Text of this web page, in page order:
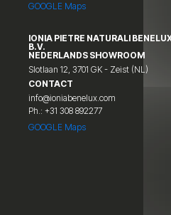
GOOGLE Maps
IONIA PIETRE NATURALI
B.V.
NEDERLANDS SHOWROOM
Slotlaan 12, 3701 GK - Zeist (NL)
CONTACT
info@ioniabenelux.com
Ph.: +31 308 892277
GOOGLE Maps